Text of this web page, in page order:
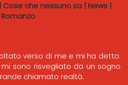
| Cose che nessuno sa | News |
Romanzo
verso di me e mi ha detto:
mi sono risvegliato da un sogno
chiamato realtà.